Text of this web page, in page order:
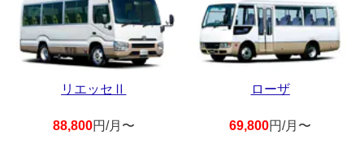
リエッセⅡ
88,800円/月〜
ローザ
69,800円/月〜